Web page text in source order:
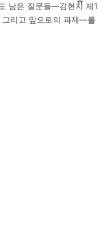
남은 질문들—김현지 제1
그리고 앞으로의 과제—를